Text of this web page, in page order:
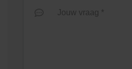
Jouw vraag *